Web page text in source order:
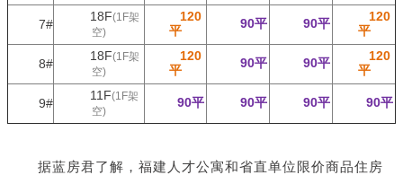
7#
18F(1F架
空)
120
平
90平 90平
120
平
8#
18F(1F架
空)
120
平
90平 90平
120
平
9#
11F(1F架
空)
90平 90平 90平 90平
据蓝房君了解，福建人才公寓和省直单位限价商品住房